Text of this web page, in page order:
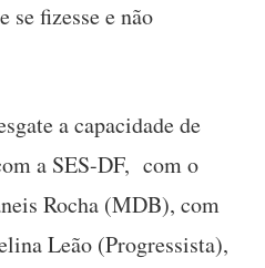
se fizesse e não
a capacidade de
a SES-DF, com o
Rocha (MDB), com
Leão (Progressista),